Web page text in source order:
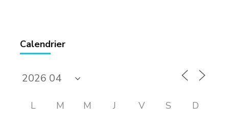
Calendrier
L M M J V S D